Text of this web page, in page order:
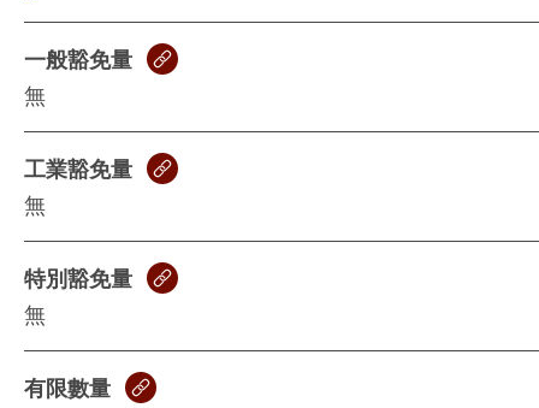
一般豁免量
無
工業豁免量
無
特別豁免量
無
有限數量